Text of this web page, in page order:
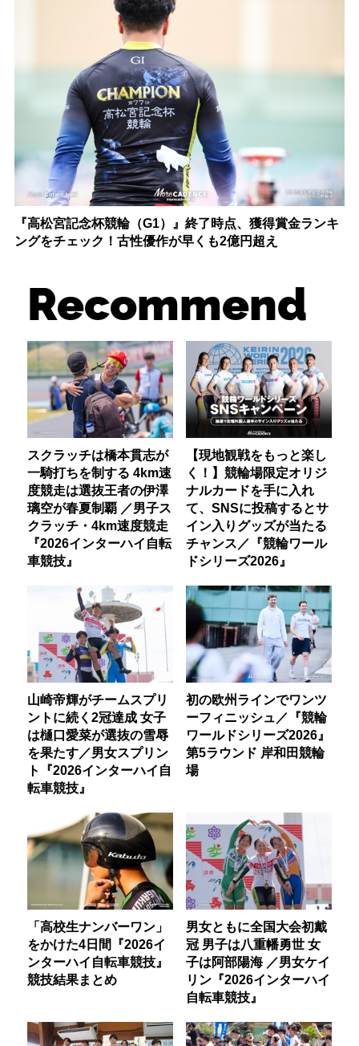
『高松宮記念杯競輪（G1）』終了時点、獲得賞金ランキ
ングをチェック！古性優作が早くも2億円超え
Recommend
スクラッチは橋本貫志が
一騎打ちを制する 4km速
度競走は選抜王者の伊澤
璃空が春夏制覇 ／男子ス
クラッチ・4km速度競走
『2026インターハイ自転
車競技』
【現地観戦をもっと楽し
く！】競輪場限定オリジ
ナルカードを手に入れ
て、SNSに投稿するとサ
イン入りグッズが当たる
チャンス／『競輪ワール
ドシリーズ2026』
山崎帝輝がチームスプリ
ントに続く2冠達成 女子
は樋口愛菜が選抜の雪辱
を果たす／男女スプリン
ト『2026インターハイ自
転車競技』
初の欧州ラインでワンツ
ーフィニッシュ／『競輪
ワールドシリーズ2026』
第5ラウンド 岸和田競輪
場
「高校生ナンバーワン」
をかけた4日間『2026イ
ンターハイ自転車競技』
競技結果まとめ
男女ともに全国大会初戴
冠 男子は八重幡勇世 女
子は阿部陽海 ／男女ケイ
リン『2026インターハイ
自転車競技』